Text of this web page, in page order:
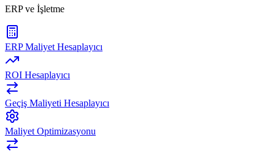
ERP ve İşletme
ERP Maliyet Hesaplayıcı
ROI Hesaplayıcı
Geçiş Maliyeti Hesaplayıcı
Maliyet Optimizasyonu